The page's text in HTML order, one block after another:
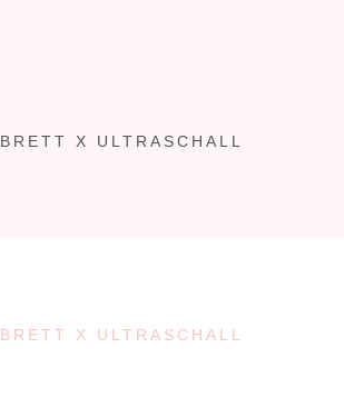
X ULTRASCHALL
X ULTRASCHALL